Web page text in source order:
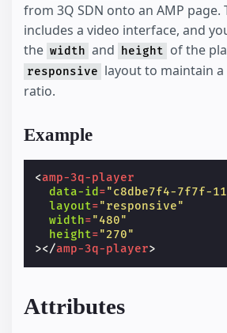
from 3Q SDN onto an AMP
includes a video interface, and
the width and height of the
responsive layout to maintain a
ratio.
Example
<amp-3q-player
data-id ="c8dbe7f4-7f7f-
layout="responsive"
width="480"
height="270"
></amp-3q-player>
Attributes